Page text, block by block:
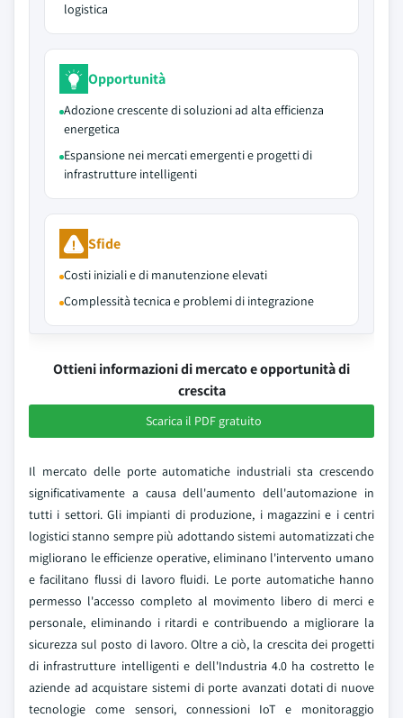
logistica
Opportunità
Adozione crescente di soluzioni ad alta efficienza
energetica
Espansione nei mercati emergenti e progetti di
infrastrutture intelligenti
Sfide
Costi iniziali e di manutenzione elevati
Complessità tecnica e problemi di integrazione
Ottieni informazioni di mercato e opportunità di
crescita
Scarica il PDF gratuito
Il mercato delle porte automatiche industriali sta crescendo
significativamente a causa dell'aumento dell'automazione in
tutti i settori. Gli impianti di produzione, i magazzini e i centri
logistici stanno sempre più adottando sistemi automatizzati che
migliorano le efficienze operative, eliminano l'intervento umano
e facilitano flussi di lavoro fluidi. Le porte automatiche hanno
permesso l'accesso completo al movimento libero di merci e
personale, eliminando i ritardi e contribuendo a migliorare la
sicurezza sul posto di lavoro. Oltre a ciò, la crescita dei progetti
di infrastrutture intelligenti e dell'Industria 4.0 ha costretto le
aziende ad acquistare sistemi di porte avanzati dotati di nuove
tecnologie come sensori, connessioni IoT e monitoraggio